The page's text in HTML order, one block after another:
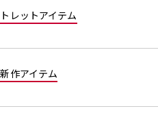
レットアイテム
作アイテム